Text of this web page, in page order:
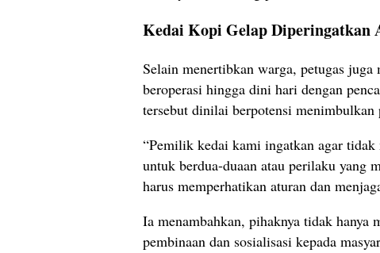
Kedai Kopi Gelap Diperingatkan
Selain menertibkan warga, petugas
beroperasi hingga dini hari dengan
tersebut dinilai berpotensi menimbulkan
“Pemilik kedai kami ingatkan agar tidak
untuk berdua-duaan atau perilaku yang
harus memperhatikan aturan dan
Ia menambahkan, pihaknya tidak hanya
pembinaan dan sosialisasi kepada